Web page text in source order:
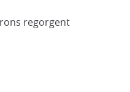
regorgent